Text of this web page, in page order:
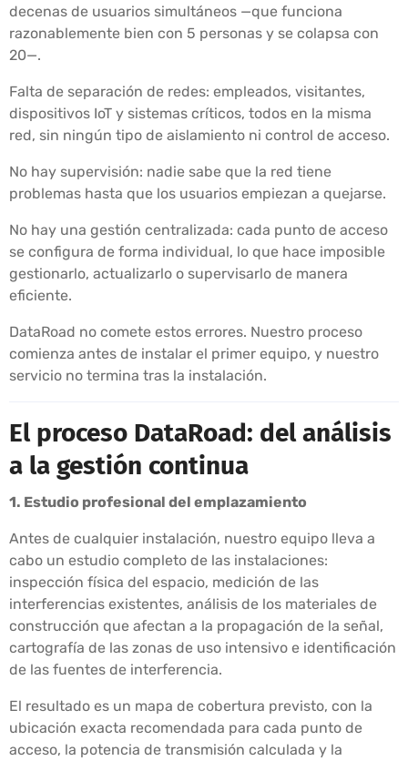
decenas de usuarios simultáneos —que funciona
razonablemente bien con 5 personas y se colapsa con
20—.
Falta de separación de redes: empleados, visitantes,
dispositivos IoT y sistemas críticos, todos en la misma
red, sin ningún tipo de aislamiento ni control de acceso.
No hay supervisión: nadie sabe que la red tiene
problemas hasta que los usuarios empiezan a quejarse.
No hay una gestión centralizada: cada punto de acceso
se configura de forma individual, lo que hace imposible
gestionarlo, actualizarlo o supervisarlo de manera
eficiente.
DataRoad no comete estos errores. Nuestro proceso
comienza antes de instalar el primer equipo, y nuestro
servicio no termina tras la instalación.
El proceso DataRoad: del análisis
a la gestión continua
1. Estudio profesional del emplazamiento
Antes de cualquier instalación, nuestro equipo lleva a
cabo un estudio completo de las instalaciones:
inspección física del espacio, medición de las
interferencias existentes, análisis de los materiales de
construcción que afectan a la propagación de la señal,
cartografía de las zonas de uso intensivo e identificación
de las fuentes de interferencia.
El resultado es un mapa de cobertura previsto, con la
ubicación exacta recomendada para cada punto de
acceso, la potencia de transmisión calculada y la